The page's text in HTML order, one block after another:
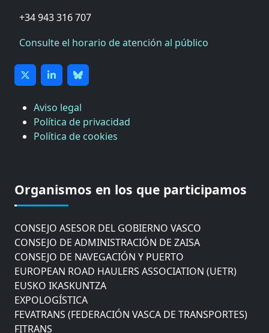
+34 943 316 707
Consulte el horario de atención al público
Aviso legal
Política de privacidad
Política de cookies
Organismos en los que participamos
COMISIÓN ASESORA DE MOVILIDAD DEL
AYUNTAMIENTO DE DONOSTIA
COMITÉ DE INSPECCION DE GIPUZKOA
CONSEJO ASESOR DEL GOBIERNO VASCO
CONSEJO DE ADMINISTRACIÓN DE ZAISA
CONSEJO DE NAVEGACIÓN Y PUERTO
EUROPEAN ROAD HAULERS ASSOCIATION (UETR)
EUSKO IKASKUNTZA
EXPOLOGÍSTICA
FEVATRANS (FEDERACIÓN VASCA DE TRANSPORTES)
FITRANS